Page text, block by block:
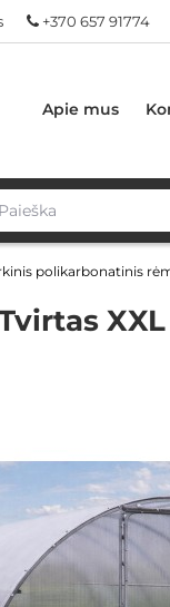
+370 657 91774
Apie mus
polikarbonatinis